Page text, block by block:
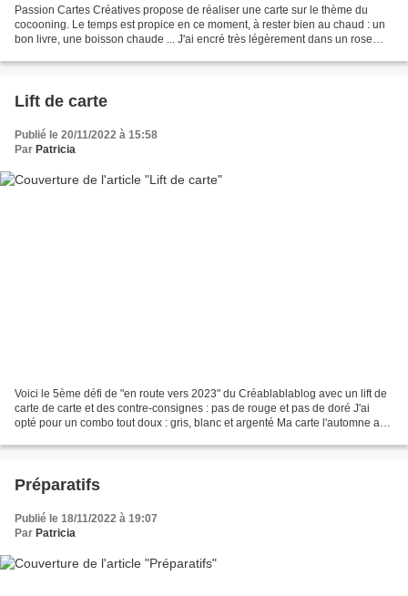
Passion Cartes Créatives propose de réaliser une carte sur le thème du
cocooning. Le temps est propice en ce moment, à rester bien au chaud : un
bon livre, une boisson chaude ... J'ai encré très légèrement dans un rose
Lift de carte
Publié le 20/11/2022 à 15:58
Par Patricia
Voici le 5ème défi de "en route vers 2023" du Créablablablog avec un lift de
carte de carte et des contre-consignes : pas de rouge et pas de doré J'ai
opté pour un combo tout doux : gris, blanc et argenté Ma carte l'automne a
Préparatifs
Publié le 18/11/2022 à 19:07
Par Patricia